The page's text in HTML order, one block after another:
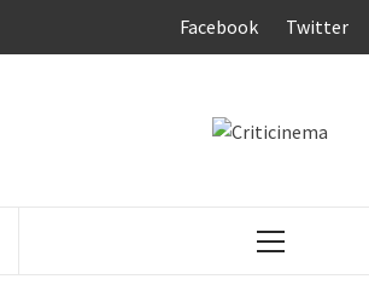
Facebook Twitter
Menú